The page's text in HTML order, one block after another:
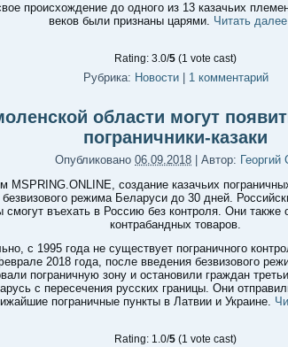
происхождение до одного из 13 казачьих
веков были признаны царями. Читать далее
Rating: 3.0/5 (1 vote cast)
Рубрика: Новости| 1 комментарий
области могут
пограничники-казаки
Опубликовано 06.09.2018 Автор: Георгий
MSPRING.ONLINE, создание казачьих
режима Беларуси до 30 дней.
смогут въехать в Россию без контроля. Они
контрабандных товаров.
с 1995 года не существует пограничного
2018 года, после введения безвизового
пограничную зону и остановили граждан
с пересечения русских границы. Они
пограничные пункты в Латвии и Украине.
Rating: 1.0/5 (1 vote cast)